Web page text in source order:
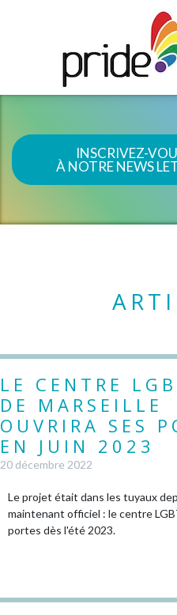
INSCRIVEZ-
À NOTRE NEWS
LE CENTRE
DE MARSEILLE
OUVRIRA SES
EN JUIN 2023
20 décembre 2022
Le projet était dans les tuyaux
maintenant officiel : le centre
portes dès l'été 2023.